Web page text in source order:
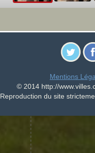
Mentions
© 2014 http://
Reproduction du site